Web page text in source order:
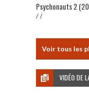
Psychonauts 2
/ /
Voir tous les
VIDÉO DE